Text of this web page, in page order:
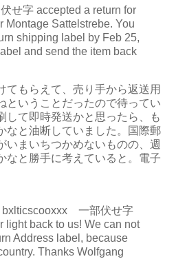
せ字 accepted a return for
Montage Sattelstrebe. You
shipping label by Feb 25,
and send the item back
てもらえて、売り手から返送用
ということだったので待ってい
して即時発送かと思ったら、も
なと油断していました。国際郵
いまいちつかめないものの、週
なと勝手に考えていると。電子
bxlticscooxxx 一部伏せ字
light back to us! We can not
Address label, because
Thanks Wolfgang